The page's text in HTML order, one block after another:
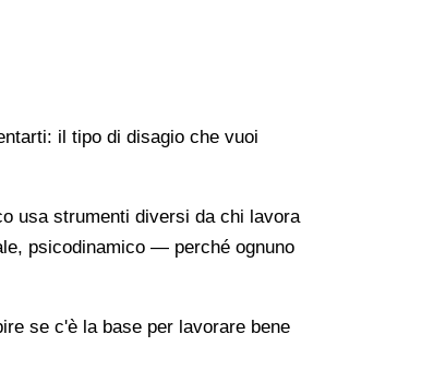
il tipo di disagio che vuoi
usa strumenti diversi da chi lavora
psicodinamico — perché ognuno
se c'è la base per lavorare bene